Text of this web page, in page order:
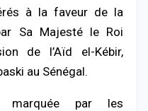
à la faveur de la
Sa Majesté le Roi
de l’Aïd el-Kébir,
au Sénégal.
marquée par les